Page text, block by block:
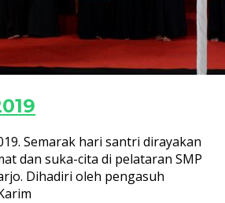
Semarak hari santri dirayakan
dan suka-cita di pelataran SMP
Dihadiri oleh pengasuh